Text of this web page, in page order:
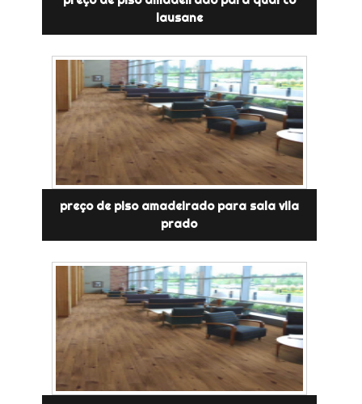
lausane
preço de piso amadeirado para sala vila
prado